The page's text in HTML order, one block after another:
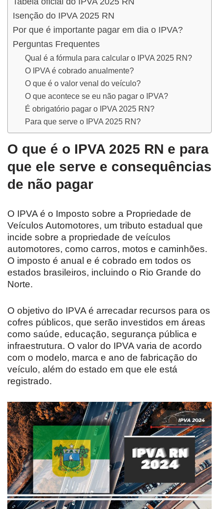
Isenção do IPVA 2025 RN
Por que é importante pagar em dia o IPVA?
Perguntas Frequentes
Qual é a fórmula para calcular o IPVA 2025 RN?
O IPVA é cobrado anualmente?
O que é o valor venal do veículo?
O que acontece se eu não pagar o IPVA?
É obrigatório pagar o IPVA 2025 RN?
Para que serve o IPVA 2025 RN?
O que é o IPVA 2025 RN e para
que ele serve e consequências
de não pagar
O IPVA é o Imposto sobre a Propriedade de
Veículos Automotores, um tributo estadual que
incide sobre a propriedade de veículos
automotores, como carros, motos e caminhões.
O imposto é anual e é cobrado em todos os
estados brasileiros, incluindo o Rio Grande do
Norte.
O objetivo do IPVA é arrecadar recursos para os
cofres públicos, que serão investidos em áreas
como saúde, educação, segurança pública e
infraestrutura. O valor do IPVA varia de acordo
com o modelo, marca e ano de fabricação do
veículo, além do estado em que ele está
registrado.